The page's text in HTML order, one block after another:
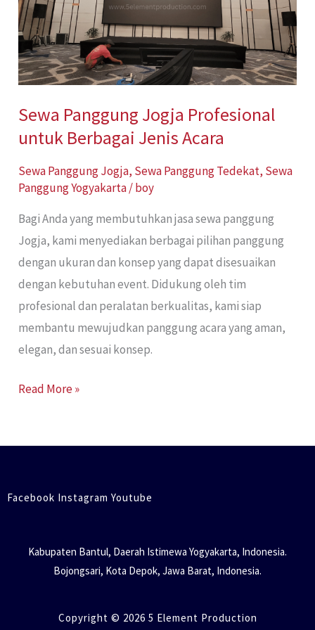
Sewa Panggung Jogja Profesional
untuk Berbagai Jenis Acara
Sewa Panggung Jogja, Sewa Panggung Tedekat, Sewa
Panggung Yogyakarta/boy
Bagi Anda yang membutuhkan jasa sewa panggung
Jogja, kami menyediakan berbagai pilihan panggung
dengan ukuran dan konsep yang dapat disesuaikan
dengan kebutuhan event. Didukung oleh tim
profesional dan peralatan berkualitas, kami siap
membantu mewujudkan panggung acara yang aman,
elegan, dan sesuai konsep.
Profesional
untuk
Berbagai
Jenis
Read More »
Facebook Instagram Youtube
Kabupaten Bantul, Daerah Istimewa Yogyakarta, Indonesia.
Bojongsari, Kota Depok, Jawa Barat, Indonesia.
Copyright © 2026 5 Element Production